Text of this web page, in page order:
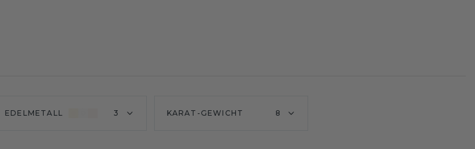
EDELMETALL 3 KARAT-GEWICHT 8